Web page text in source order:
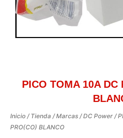
PICO TOMA 10A DC
Inicio / Tienda /Marcas /DC Power /
PRO(CO) BLANCO